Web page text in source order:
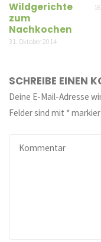
Wildgerichte
zum
Nachkochen
31. Oktober 2014
SCHREIBE EINEN
Deine E-Mail-Adresse
Felder sind mit *